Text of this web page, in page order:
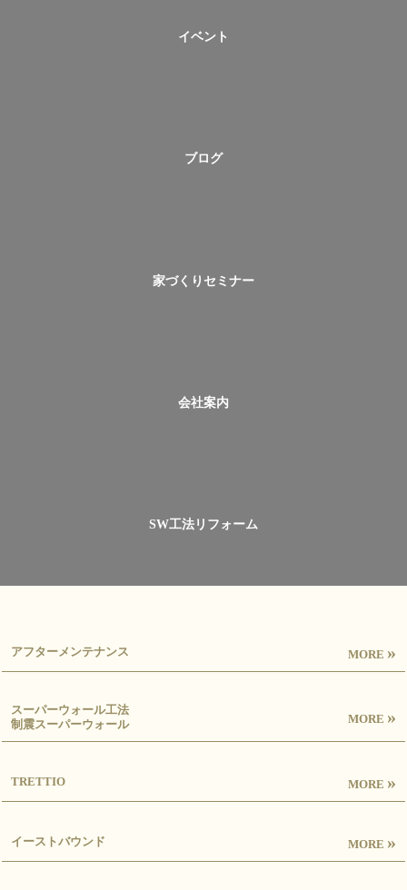
イベント
ブログ
家づくりセミナー
会社案内
SW工法リフォーム
アフターメンテナンス MORE »
スーパーウォール工法
制震スーパーウォール
MORE »
TRETTIO MORE »
イーストバウンド MORE »